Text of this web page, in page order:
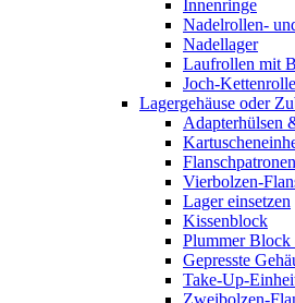
Innenringe
Nadelrollen-
Nadellager
Laufrollen mit
Joch-
Lagergehäuse oder
Adapterhülsen
Flanschpatronen
Vierbolzen-
Lager einsetzen
Kissenblock
Plummer Block
Gepresste
Take-Up-
Zweibolzen-